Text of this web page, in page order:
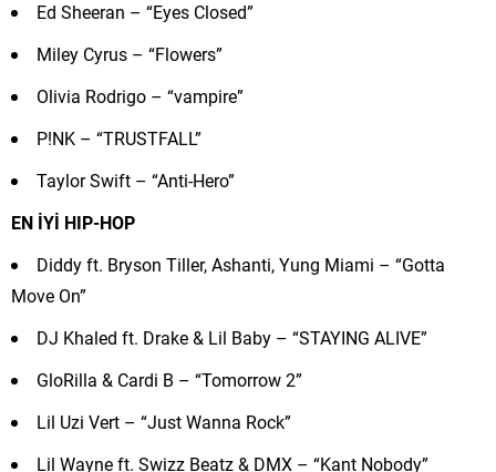
Ed Sheeran – “Eyes Closed”
Miley Cyrus – “Flowers”
Olivia Rodrigo – “vampire”
P!NK – “TRUSTFALL”
Taylor Swift – “Anti-Hero”
EN İYİ HIP-HOP
Diddy ft. Bryson Tiller, Ashanti, Yung Miami – “Gotta
Move On”
DJ Khaled ft. Drake & Lil Baby – “STAYING ALIVE”
GloRilla & Cardi B – “Tomorrow 2”
Lil Uzi Vert – “Just Wanna Rock”
Lil Wayne ft. Swizz Beatz & DMX – “Kant Nobody”